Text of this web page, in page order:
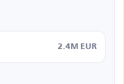
2.4M EUR